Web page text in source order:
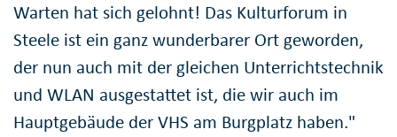
Warten hat sich gelohnt! Das Kulturforum in
Steele ist ein ganz wunderbarer Ort geworden,
der nun auch mit der gleichen Unterrichtstechnik
und WLAN ausgestattet ist, die wir auch im
Hauptgebäude der VHS am Burgplatz haben."